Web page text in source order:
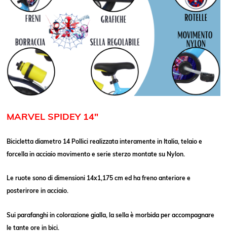
MARVEL SPIDEY 14"
Bicicletta diametro 14 Pollici realizzata interamente in Italia, telaio e
forcella in acciaio movimento e serie sterzo montate su Nylon.
Le ruote sono di dimensioni 14x1,175 cm ed ha freno anteriore e
posterirore in acciaio.
Sui parafanghi in colorazione gialla, la sella è morbida per accompagnare
le tante ore in bici.